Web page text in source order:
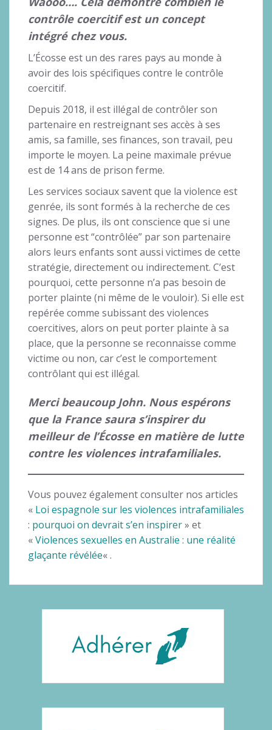
contrôle coercitif est un concept
intégré chez vous.
L’Écosse est un des rares pays au monde à
avoir des lois spécifiques contre le contrôle
coercitif.
Depuis 2018, il est illégal de contrôler son
partenaire en restreignant ses accès à ses
amis, sa famille, ses finances, son travail, peu
importe le moyen. La peine maximale prévue
est de 14 ans de prison ferme.
Les services sociaux savent que la violence est
genrée, ils sont formés à la recherche de ces
signes. De plus, ils ont conscience que si une
personne est “contrôlée” par son partenaire
alors leurs enfants sont aussi victimes de cette
stratégie, directement ou indirectement. C’est
pourquoi, cette personne n’a pas besoin de
porter plainte (ni même de le vouloir). Si elle est
repérée comme subissant des violences
coercitives, alors on peut porter plainte à sa
place, que la personne se reconnaisse comme
victime ou non, car c’est le comportement
contrôlant qui est illégal.
Merci beaucoup John. Nous espérons
que la France saura s’inspirer du
meilleur de l’Écosse en matière de lutte
contre les violences intrafamiliales.
Vous pouvez également consulter nos articles
« Loi espagnole sur les violences intrafamiliales
: pourquoi on devrait s’en inspirer» et
«Violences sexuelles en Australie : une réalité
glaçante révélée« .